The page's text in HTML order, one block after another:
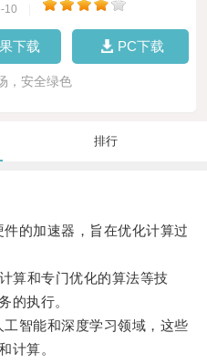
10
下载 PC下载
，安全绿色
排行
的加速器，旨在优化计算过
和专门优化的算法等技
的执行。
智能和深度学习领域，这些
计算。